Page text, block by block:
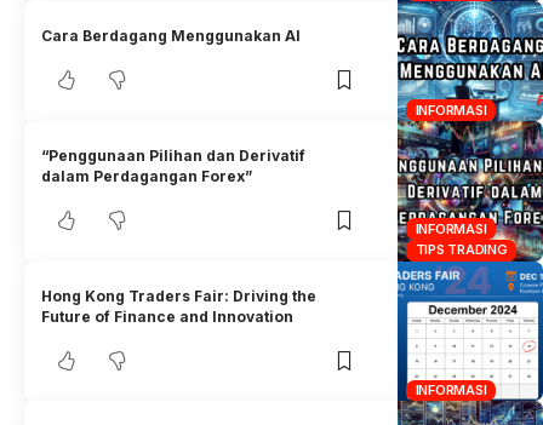
INFORMASI
Cara Berdagang Menggunakan AI
INFORMASI
TIPS TRADING
“Penggunaan Pilihan dan Derivatif
dalam Perdagangan Forex”
INFORMASI
Hong Kong Traders Fair: Driving the
Future of Finance and Innovation